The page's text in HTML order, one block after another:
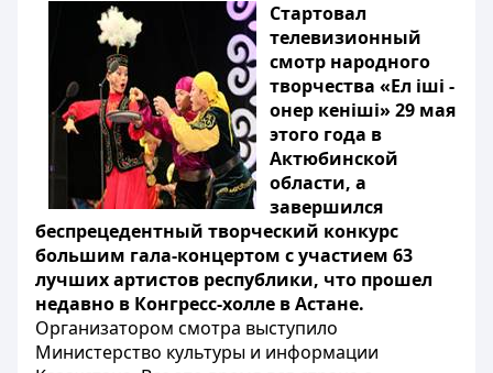
Стартовал
телевизионный
смотр народного
творчества «Ел іші -
онер кеніші» 29 мая
этого года в
Актюбинской
области, а
завершился
беспрецедентный творческий конкурс
большим гала-концертом с участием 63
лучших артистов республики, что прошел
недавно в Конгресс-холле в Астане.
Организатором смотра выступило
Министерство культуры и информации